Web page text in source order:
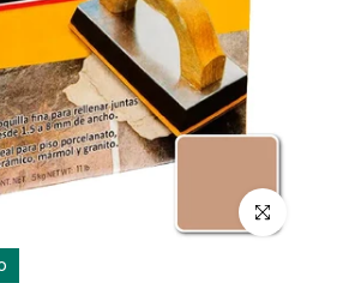
Haz clic para